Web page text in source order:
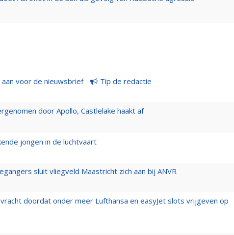
aan voor de nieuwsbrief Tip de redactie
door Apollo, Castlelake haakt af
jongen in de luchtvaart
sluit vliegveld Maastricht zich aan bij ANVR
doordat onder meer Lufthansa en easyJet slots vrijgeven op